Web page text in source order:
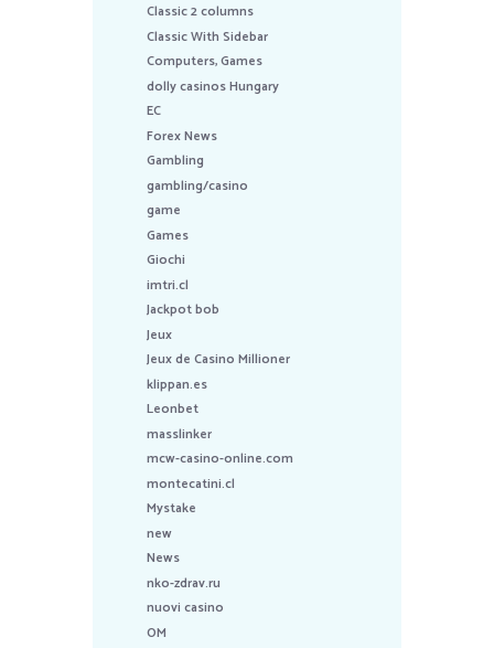
Classic 2 columns
Classic With Sidebar
Computers, Games
dolly casinos Hungary
EC
Forex News
Gambling
gambling/casino
game
Games
Giochi
imtri.cl
Jackpot bob
Jeux
Jeux de Casino Millioner
klippan.es
Leonbet
masslinker
mcw-casino-online.com
montecatini.cl
Mystake
new
News
nko-zdrav.ru
nuovi casino
OM